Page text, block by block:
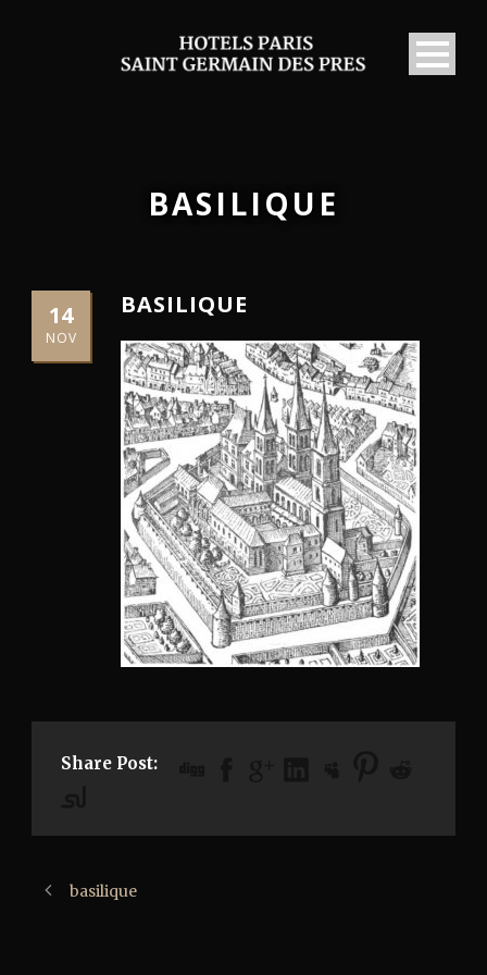
BASILIQUE
14
NOV
BASILIQUE
Share Post:
basilique